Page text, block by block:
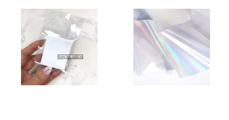
Нити, самоклеющаяся лента
Оформление выкрасок и дизайна
Пигменты/Пигменты-Втирки
Полоски для френча